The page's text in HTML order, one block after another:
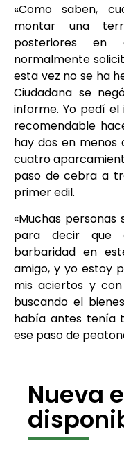
«Como saben,
montar una
posteriores en
normalmente
esta vez no se ha
Ciudadana se
informe. Yo pedí
recomendable
hay dos en
cuatro
paso de cebra a
primer edil.
«Muchas
para decir que
barbaridad en
amigo, y yo estoy
mis aciertos y
buscando el
había antes tenía
ese paso de
Nueva